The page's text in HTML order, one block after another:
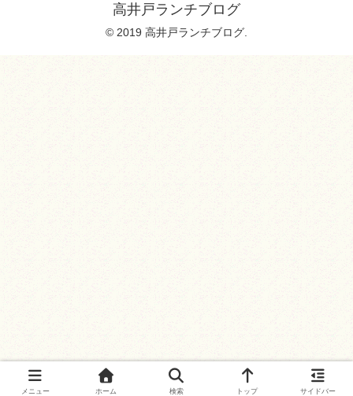
高井戸ランチブログ
© 2019 高井戸ランチブログ.
メニュー ホーム 検索 トップ サイドバー